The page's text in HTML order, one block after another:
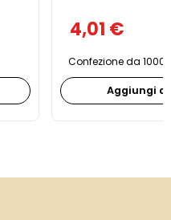
4,01 €
Confezione da
Aggiungi